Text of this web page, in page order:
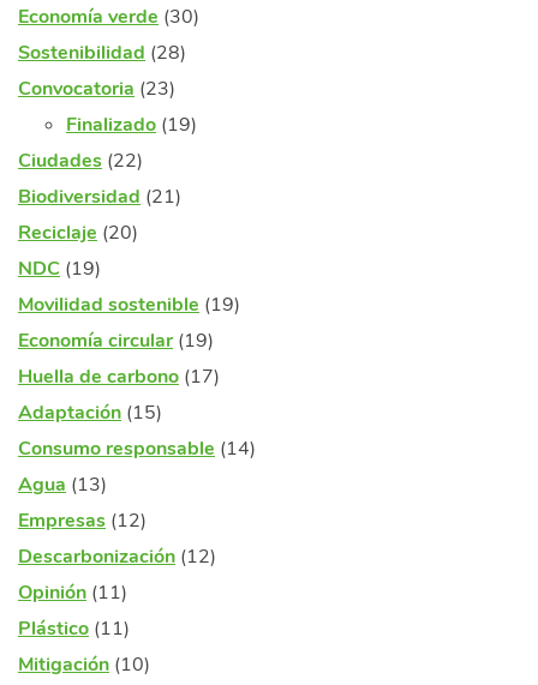
Economía verde (30)
Sostenibilidad (28)
Convocatoria (23)
Finalizado (19)
Ciudades (22)
Biodiversidad (21)
Reciclaje (20)
NDC (19)
Movilidad sostenible (19)
Economía circular(19)
Huella de carbono (17)
Adaptación (15)
Consumo responsable (14)
Agua (13)
Empresas (12)
Descarbonización (12)
Opinión (11)
Plástico (11)
Mitigación (10)